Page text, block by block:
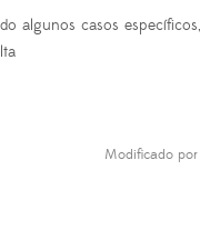
algunos casos
Modificado